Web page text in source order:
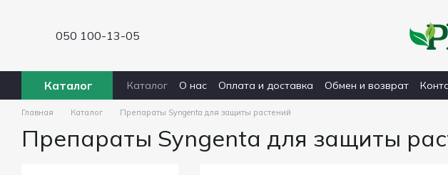
050 100-13-05
Каталог Каталог О нас Оплата и доставка Обмен и возврат
Главная Каталог Препараты Syngenta для защиты растений
Препараты Syngenta для защиты